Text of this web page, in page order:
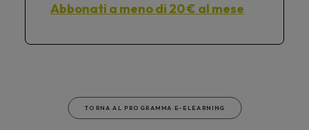
Abbonati a meno di 20 € al mese
TORNA AL PROGRAMMA E-ELEARNING